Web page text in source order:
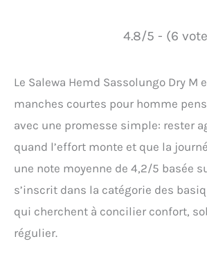
4.8/5 - (6
Le Salewa Hemd Sassolungo Dry M
manches courtes pour homme
avec une promesse simple: rester
quand l’effort monte et que la
une note moyenne de 4,2/5 basée
s’inscrit dans la catégorie des
qui cherchent à concilier confort,
régulier.